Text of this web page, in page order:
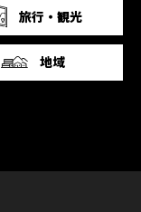
旅行・観光
地域